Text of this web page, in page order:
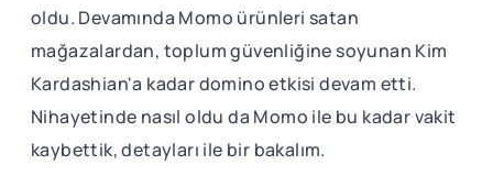
oldu. Devamında Momo ürünleri satan
mağazalardan, toplum güvenliğine soyunan Kim
Kardashian'a kadar domino etkisi devam etti.
Nihayetinde nasıl oldu da Momo ile bu kadar vakit
kaybettik, detayları ile bir bakalım.